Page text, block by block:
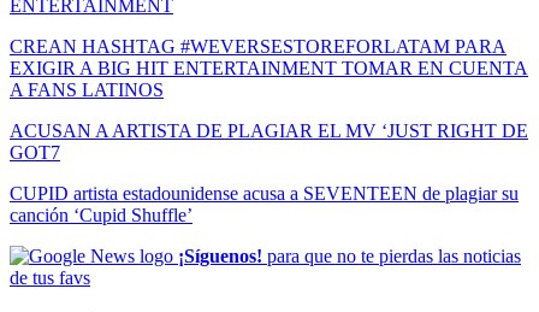
ENTERTAINMENT
CREAN HASHTAG #WEVERSESTOREFORLATAM PARA
EXIGIR A BIG HIT ENTERTAINMENT TOMAR EN CUENTA
A FANS LATINOS
ACUSAN A ARTISTA DE PLAGIAR EL MV ‘JUST RIGHT DE
GOT7
CUPID artista estadounidense acusa a SEVENTEEN de plagiar su
canción ‘Cupid Shuffle’
¡Síguenos! para que no te pierdas las noticias
de tus favs